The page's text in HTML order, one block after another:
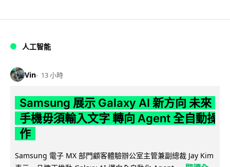
人工智能
Vin 13 小時
Samsung 展示 Galaxy AI 新方向 未來
手機毋須輸入文字 轉向 Agent 全自動操
作
Samsung 電子 MX 部門顧客體驗辦公室主管兼副總裁 Jay Kim